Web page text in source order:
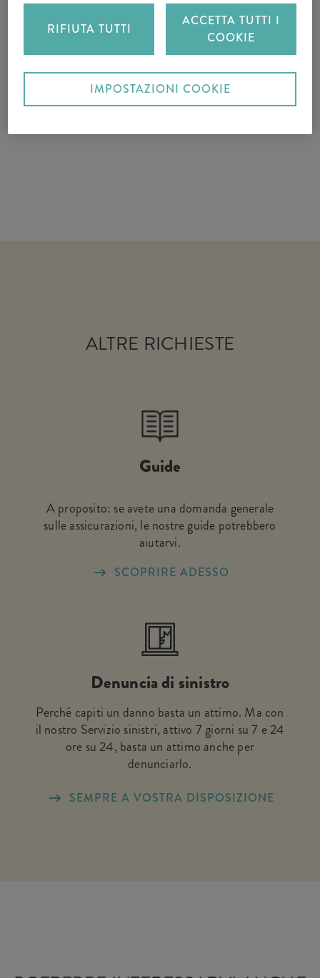
ALTRE RICHIESTE
Guide
A proposito: se avete una domanda generale
sulle assicurazioni, le nostre guide potrebbero
aiutarvi.
SCOPRIRE ADESSO
Denuncia di sinistro
Perché capiti un danno basta un attimo. Ma con
il nostro Servizio sinistri, attivo 7 giorni su 7 e 24
ore su 24, basta un attimo anche per
denunciarlo.
SEMPRE A VOSTRA DISPOSIZIONE
RIFIUTA TUTTI
ACCETTA TUTTI I
COOKIE
IMPOSTAZIONI COOKIE